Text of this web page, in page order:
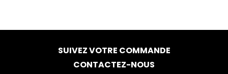
SUIVEZ VOTRE COMMANDE
CONTACTEZ-NOUS